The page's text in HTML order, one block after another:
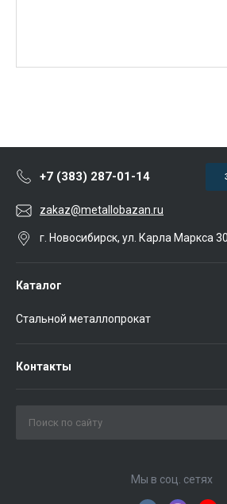
+7 (383) 287-01-14
zakaz@metallobazan.ru
г. Новосибирск, ул. Карла Маркса
Каталог
Стальной металлопрокат
Контакты
Мы в соц. сетях